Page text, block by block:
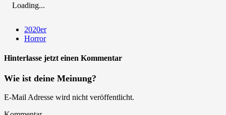
Loading...
2020er
Horror
Hinterlasse jetzt einen Kommentar
Wie ist deine Meinung?
E-Mail Adresse wird nicht veröffentlicht.